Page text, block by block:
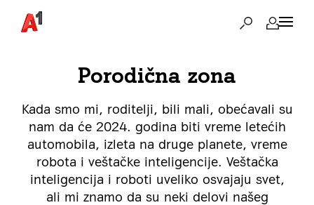
Porodična zona
Kada smo mi, roditelji, bili mali, obećavali su
nam da će 2024. godina biti vreme letećih
automobila, izleta na druge planete, vreme
robota i veštačke inteligencije. Veštačka
inteligencija i roboti uveliko osvajaju svet,
ali mi znamo da su neki delovi našeg